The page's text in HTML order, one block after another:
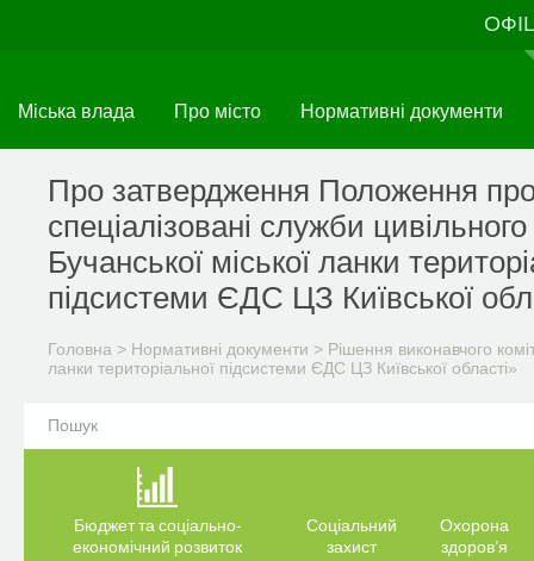
Міська влада Про місто Нормативні документи
Про затвердження Положення про
спеціалізовані служби
Бучанської міської ланки
підсистеми ЄДС ЦЗ Київської
Головна > Нормативні документи > Рішення виконавчого
ланки територіальної підсистеми ЄДС ЦЗ Київської області»
Бюджет та соціально-
економічний розвиток
Соціальний
захист
Охорона
здоров’я